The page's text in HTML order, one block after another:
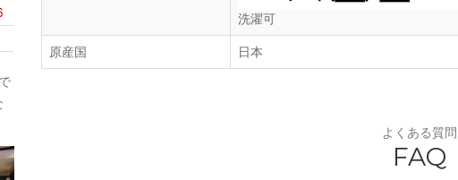
洗濯可
原産国 日本
よくある質問
FAQ